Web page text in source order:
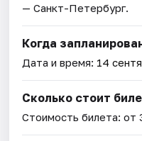
— Санкт-Петербург.
Когда
Дата и время: 14
Сколько стоит
Стоимость билета: от